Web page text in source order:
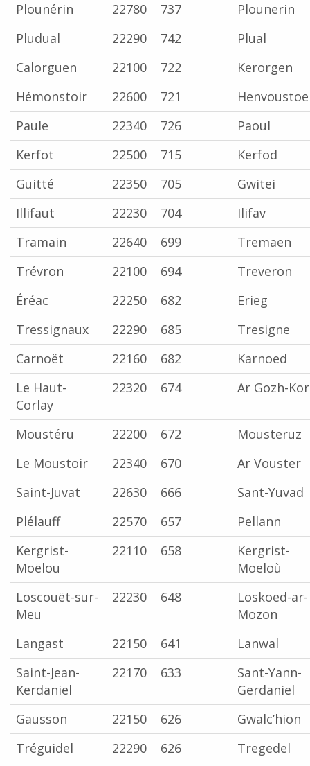
Plounérin
22780 737
Plounerin
Pludual
22290 742
Plual
Calorguen
22100 722
Kerorgen
Hémonstoir
22600 721
Paule
22340 726
Paoul
Kerfot
22500 715
Kerfod
Guitté
22350 705
Gwitei
Illifaut
22230 704
Ilifav
Tramain
22640 699
Tremaen
Trévron
22100 694
Treveron
Éréac
22250 682
Erieg
Tressignaux
22290 685
Tresigne
Carnoët
22160 682
Karnoed
Le Haut-
Corlay
22320 674 Ar Gozh-
Moustéru 22200 672
Mousteruz
Le Moustoir
22340 670
Ar Vouster
Saint-Juvat
22630 666
Sant-Yuvad
Plélauff
22570 657
Pellann
Kergrist-
Moëlou
22110 658
Kergrist-
Moeloù
Loscouët-sur-
Meu
22230 648
Loskoed-ar-
Mozon
Langast
22150 641
Lanwal
Saint-Jean-
Kerdaniel
22170 633
Sant-Yann-
Gerdaniel
Gausson
22150 626
Gwalc’hion
Tréguidel
22290 626
Tregedel